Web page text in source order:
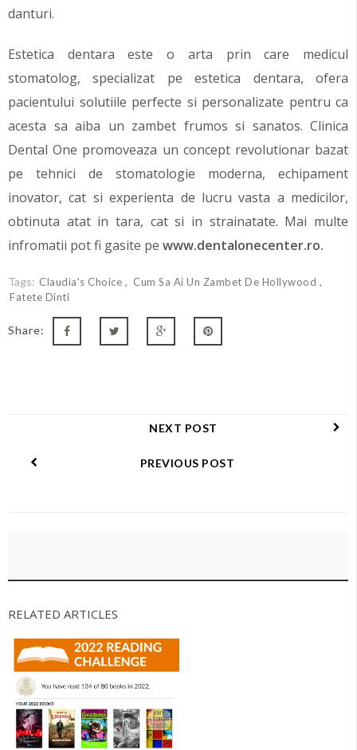
danturi.
Estetica dentara este o arta prin care medicul
stomatolog, specializat pe estetica dentara, ofera
pacientului solutiile perfecte si personalizate pentru ca
acesta sa aiba un zambet frumos si sanatos. Clinica
Dental One promoveaza un concept revolutionar bazat
pe tehnici de stomatologie moderna, echipament
inovator, cat si experienta de lucru vasta a medicilor,
obtinuta atat in tara, cat si in strainatate. Mai multe
infromatii pot fi gasite pe www.dentalonecenter.ro.
Tags: Claudia's Choice
Cum Sa Ai Un Zambet De Hollywood
Fatete Dinti
Share:
NEXT POST
PREVIOUS POST
RELATED ARTICLES